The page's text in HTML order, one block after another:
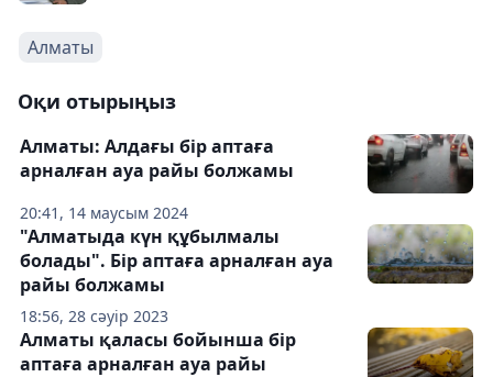
Алматы
Оқи отырыңыз
20:41, 14 маусым 2024
Алматы: Алдағы бір аптаға
арналған ауа райы болжамы
18:56, 28 сәуір 2023
"Алматыда күн құбылмалы
болады". Бір аптаға арналған ауа
райы болжамы
Алматы қаласы бойынша бір
аптаға арналған ауа райы